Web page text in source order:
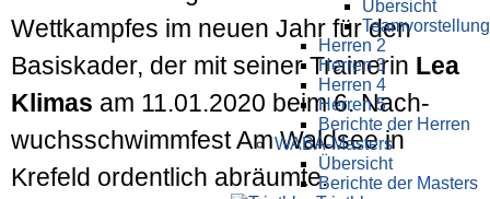
Übersicht
Teamvorstellung
Herren 2
Herren 3
Herren 4
Herren 5
Berichte der Herren
WABA-Masters
Übersicht
Berichte der Masters
Wett­kampfes im neuen Jahr für den
Basis­kader, der mit seiner Trainerin Lea
Klimas am 11.01.2020 beim 6. Nach­
wuchs­schwimm­fest Am Waldsee in
Krefeld ordent­lich ab­räumte.